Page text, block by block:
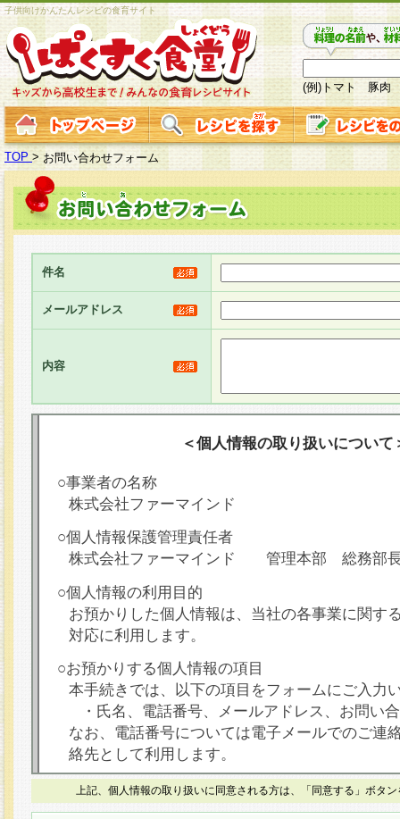
子供向けかんたんレシピの食育サイト
(例)トマト 豚肉
TOP > お問い合わせフォーム
件名
メールアドレス
内容
＜個人情報の取り扱いについて
○事業者の名称
株式会社ファーマインド
○個人情報保護管理責任者
株式会社ファーマインド 管理本部 総務部
○個人情報の利用目的
お預かりした個人情報は、当社の各事業に関す
対応に利用します。
○お預かりする個人情報の項目
本手続きでは、以下の項目をフォームにご入力
・氏名、電話番号、メールアドレス、お問い
なお、電話番号については電子メールでのご連
絡先として利用します。
○本人が容易に認識できない方法による個人情報
本フォームでは、セッション管理のためCookie
上記、個人情報の取り扱いに同意される方は、「同意する」ボタ